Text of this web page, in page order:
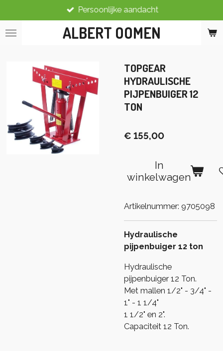
direct
naar
ALBERT OOMEN
Persoonlijke aandacht
TOPGEAR
HYDRAULISCHE
PIJPENBUIGER 12
TON
€ 155,00
In
winkelwagen
Artikelnummer: 9705098
Hydraulische
pijpenbuiger 12 ton
Hydraulische
pijpenbuiger 12 Ton.
Met mallen 1/2" - 3/4" -
1" - 1 1/4"
1 1/2" en 2".
Capaciteit 12 Ton.